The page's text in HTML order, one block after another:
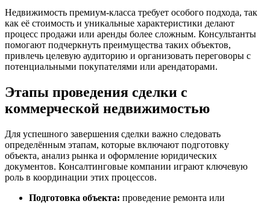
Недвижимость премиум-класса требует особого подхода, так
как её стоимость и уникальные характеристики делают
процесс продажи или аренды более сложным. Консультанты
помогают подчеркнуть преимущества таких объектов,
привлечь целевую аудиторию и организовать переговоры с
потенциальными покупателями или арендаторами.
Этапы проведения сделки с
коммерческой недвижимостью
Для успешного завершения сделки важно следовать
определённым этапам, которые включают подготовку
объекта, анализ рынка и оформление юридических
документов. Консалтинговые компании играют ключевую
роль в координации этих процессов.
Подготовка объекта: проведение ремонта или